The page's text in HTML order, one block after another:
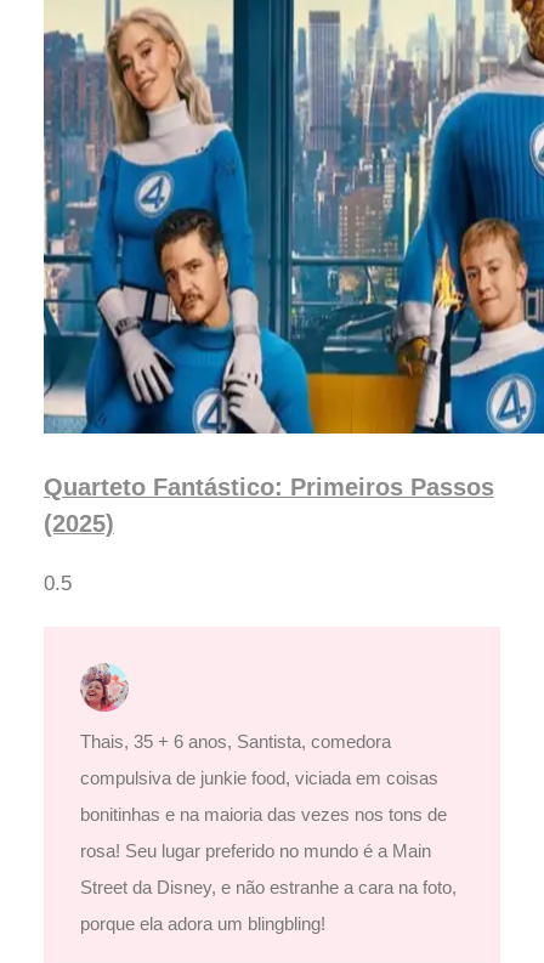
Quarteto Fantástico: Primeiros Passos
(2025)
Thais, 35 + 6 anos, Santista, comedora
compulsiva de junkie food, viciada em coisas
bonitinhas e na maioria das vezes nos tons de
rosa! Seu lugar preferido no mundo é a Main
Street da Disney, e não estranhe a cara na foto,
porque ela adora um blingbling!